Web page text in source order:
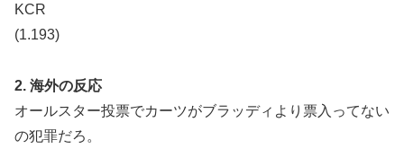
KCR
(1.193)
2. 海外の反応
オールスター投票でカーツがブラッディより票入ってない
の犯罪だろ。